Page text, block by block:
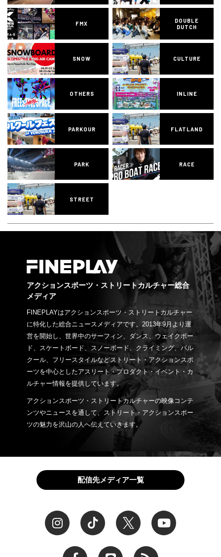
FMX
DOUBLE
DUTCH
SNOW CULTURE
OTHERS INLINE
PARKOUR FLATLAND
PARK RACE
STREET
アクションスポーツ・ストリートカルチャー総合
メディア
FINEPLAYはアクションスポーツ・ストリートカルチャー
に特化した総合ニュースメディアです。2013年9月より運
営を開始し、世界中のサーフィン、ダンス、ウェイクボー
ド、スケートボード、スノーボード、クライミング、パル
クール、フリースタイルなどストリート・アクションスポ
ーツを中心としたアスリート・プロダクト・イベント・カ
ルチャー情報を提供しています。
アクションスポーツ・ストリートカルチャーの映像コンテ
ンツやニュースを通して、ストリート・アクションスポー
ツの魅力を沢山の人へ伝えていきます。
配信先メディア一覧